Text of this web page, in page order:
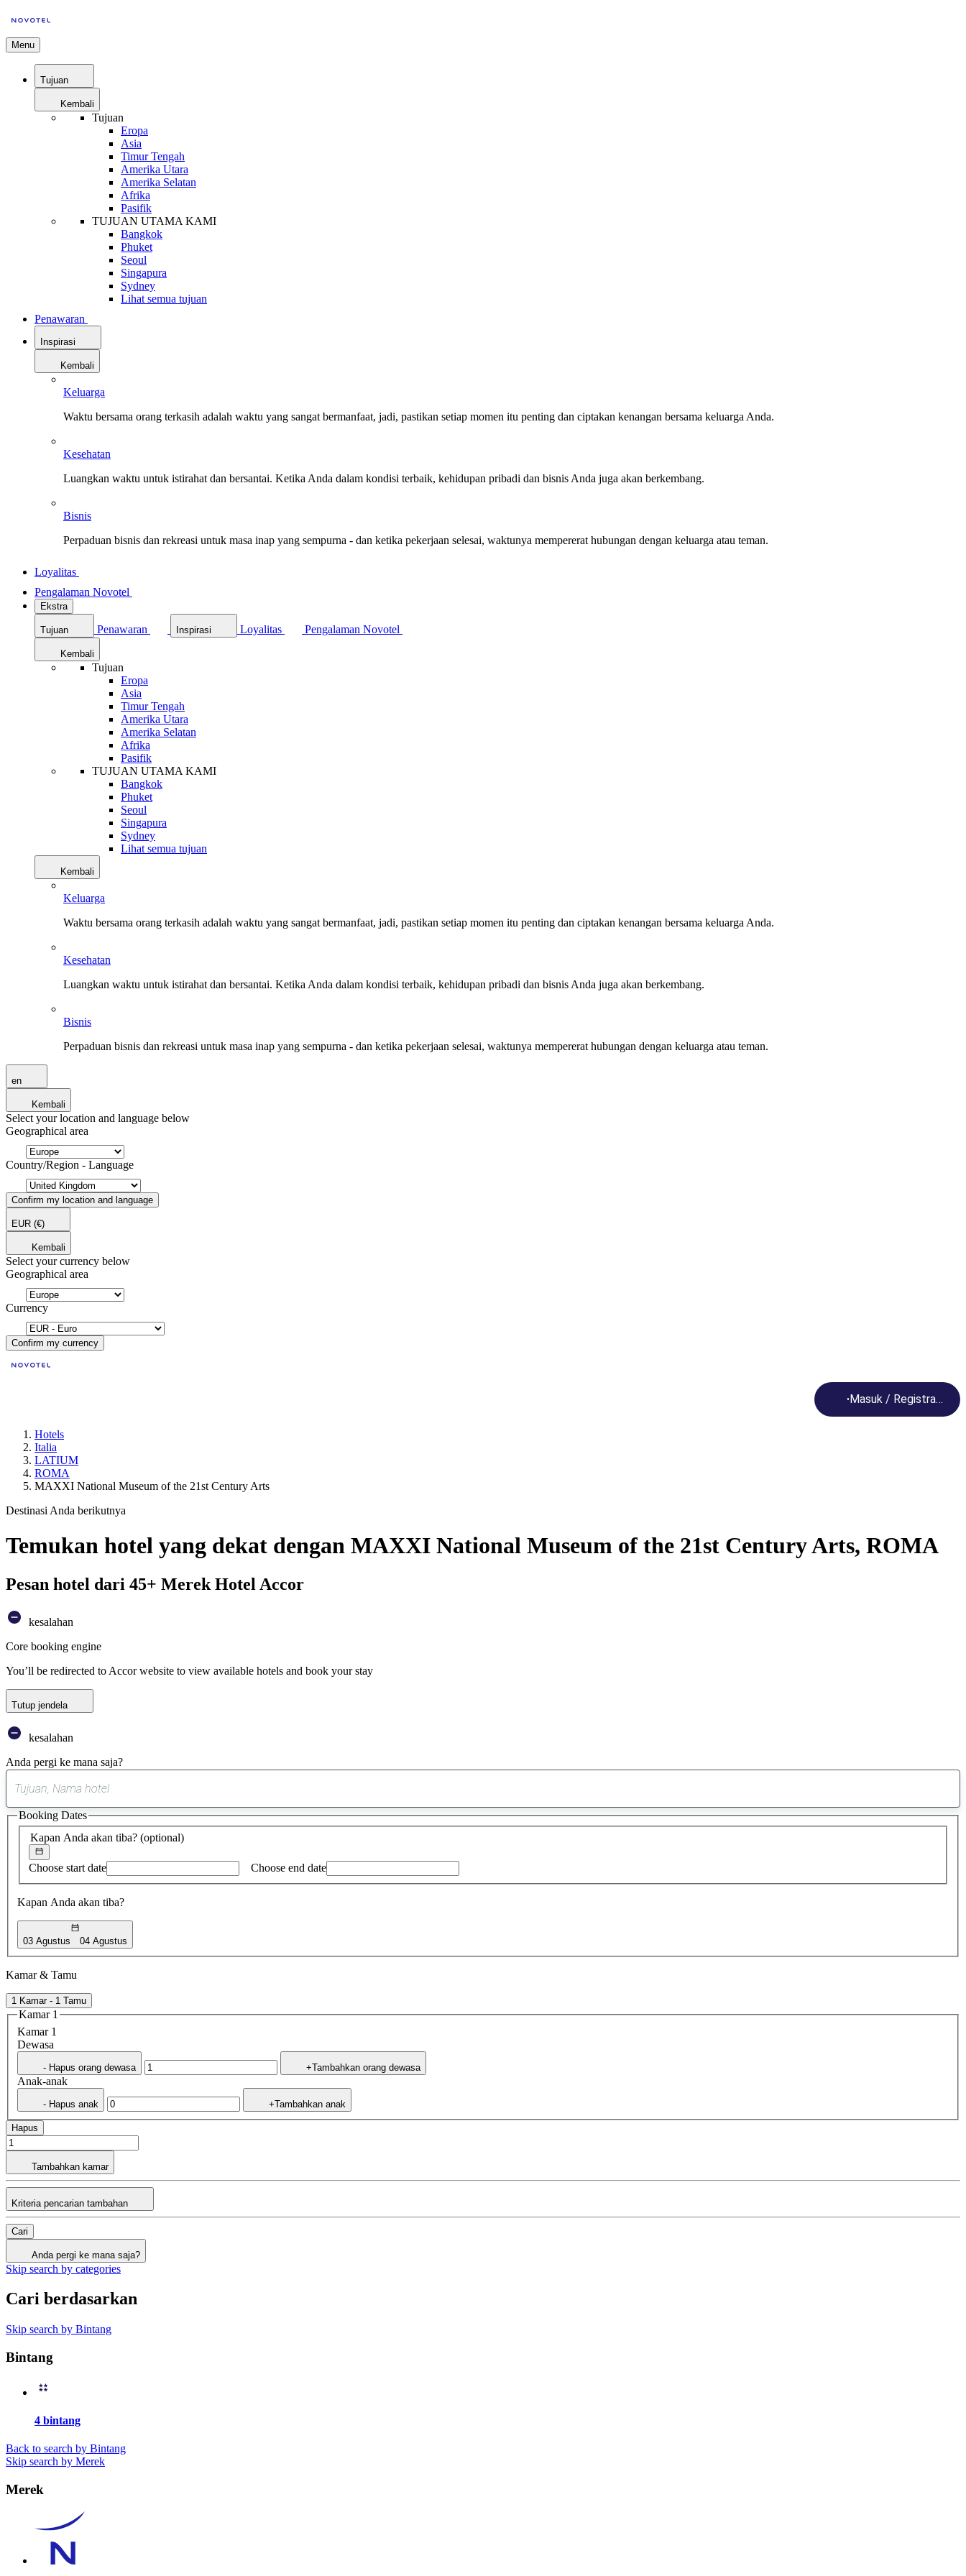
Menu
Tujuan
Kembali
Tujuan
Eropa
Asia
Timur Tengah
Amerika Utara
Amerika Selatan
Afrika
Pasifik
TUJUAN UTAMA KAMI
Bangkok
Phuket
Seoul
Singapura
Sydney
Lihat semua tujuan
Penawaran
Inspirasi
Kembali
Keluarga
Waktu bersama orang terkasih adalah waktu yang sangat bermanfaat, jadi, pastikan setiap momen itu penting dan ciptakan kenangan bersama keluarga Anda.
Kesehatan
Luangkan waktu untuk istirahat dan bersantai. Ketika Anda dalam kondisi terbaik, kehidupan pribadi dan bisnis Anda juga akan berkembang.
Bisnis
Perpaduan bisnis dan rekreasi untuk masa inap yang sempurna - dan ketika pekerjaan selesai, waktunya mempererat hubungan dengan keluarga atau teman.
Loyalitas
Pengalaman Novotel
Ekstra
Tujuan Penawaran Inspirasi Loyalitas Pengalaman Novotel
Kembali
Tujuan
Eropa
Asia
Timur Tengah
Amerika Utara
Amerika Selatan
Afrika
Pasifik
TUJUAN UTAMA KAMI
Bangkok
Phuket
Seoul
Singapura
Sydney
Lihat semua tujuan
Kembali
Keluarga
Waktu bersama orang terkasih adalah waktu yang sangat bermanfaat, jadi, pastikan setiap momen itu penting dan ciptakan kenangan bersama keluarga Anda.
Kesehatan
Luangkan waktu untuk istirahat dan bersantai. Ketika Anda dalam kondisi terbaik, kehidupan pribadi dan bisnis Anda juga akan berkembang.
Bisnis
Perpaduan bisnis dan rekreasi untuk masa inap yang sempurna - dan ketika pekerjaan selesai, waktunya mempererat hubungan dengan keluarga atau teman.
en
Kembali
Select your location and language below
Geographical area
Country/Region - Language
Confirm my location and language
EUR (€)
Kembali
Select your currency below
Geographical area
Currency
Confirm my currency
Loading...
Masuk / Registrasi
Hotels
Italia
LATIUM
ROMA
MAXXI National Museum of the 21st Century Arts
Destinasi Anda berikutnya
Temukan hotel yang dekat dengan MAXXI National Museum of the 21st Century Arts, ROMA
Pesan hotel dari 45+ Merek Hotel Accor
kesalahan
Core booking engine
You’ll be redirected to Accor website to view available hotels and book your stay
Tutup jendela
kesalahan
Anda pergi ke mana saja?
saran
ditemukan
Kapan Anda akan tiba? (optional)
Choose start date Choose end date
Kapan Anda akan tiba?
03 Agustus 04 Agustus
Booking Dates
Kamar & Tamu
1 Kamar - 1 Tamu
Kamar 1
Kamar 1
Dewasa
- Hapus orang dewasa +Tambahkan orang dewasa
Anak-anak
- Hapus anak +Tambahkan anak
Hapus
Tambahkan kamar
Kriteria pencarian tambahan
Cari
Anda pergi ke mana saja?
Skip search by categories
Cari berdasarkan
Skip search by Bintang
Bintang
4 bintang
Back to search by Bintang
Skip search by Merek
Merek